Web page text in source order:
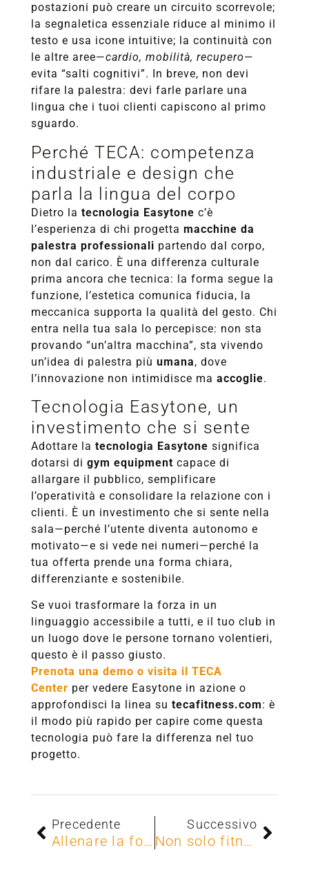
postazioni può creare un circuito scorrevole;
la segnaletica essenziale riduce al minimo il
testo e usa icone intuitive; la continuità con
le altre aree—cardio, mobilità, recupero—
evita “salti cognitivi”. In breve, non devi
rifare la palestra: devi farle parlare una
lingua che i tuoi clienti capiscono al primo
sguardo.
Perché TECA: competenza
industriale e design che
parla la lingua del corpo
Dietro la tecnologia Easytone c’è
l’esperienza di chi progetta macchine da
palestra professionali partendo dal corpo,
non dal carico. È una differenza culturale
prima ancora che tecnica: la forma segue la
funzione, l’estetica comunica fiducia, la
meccanica supporta la qualità del gesto. Chi
entra nella tua sala lo percepisce: non sta
provando “un’altra macchina”, sta vivendo
un’idea di palestra più umana, dove
l’innovazione non intimidisce ma accoglie.
Tecnologia Easytone, un
investimento che si sente
Adottare la tecnologia Easytone significa
dotarsi di gym equipment capace di
allargare il pubblico, semplificare
l’operatività e consolidare la relazione con i
clienti. È un investimento che si sente nella
sala—perché l’utente diventa autonomo e
motivato—e si vede nei numeri—perché la
tua offerta prende una forma chiara,
differenziante e sostenibile.
Se vuoi trasformare la forza in un
linguaggio accessibile a tutti, e il tuo club in
un luogo dove le persone tornano volentieri,
questo è il passo giusto.
Prenota una demo o visita il TECA
Center per vedere Easytone in azione o
approfondisci la linea su tecafitness.com: è
il modo più rapido per capire come questa
tecnologia può fare la differenza nel tuo
progetto.
Precedente
Allenare la forza in piedi con TECA StandUp: è fisiologico
Successivo
Non solo fitness: l’approccio TECA al fitness inclusivo